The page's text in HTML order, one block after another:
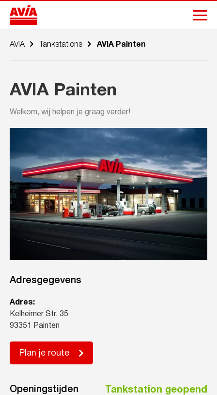
AVIA Tankstations AVIA Painten
AVIA Painten
Welkom, wij helpen je graag verder!
Adresgegevens
Adres:
Kelheimer Str. 35
93351 Painten
Plan je route
Openingstijden Tankstation geopend